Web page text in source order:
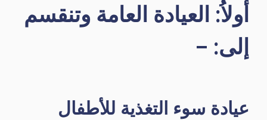
أولاُ: العيادة العامة وتنقسم
إلى: –
عيادة سوء التغذية للأطفال